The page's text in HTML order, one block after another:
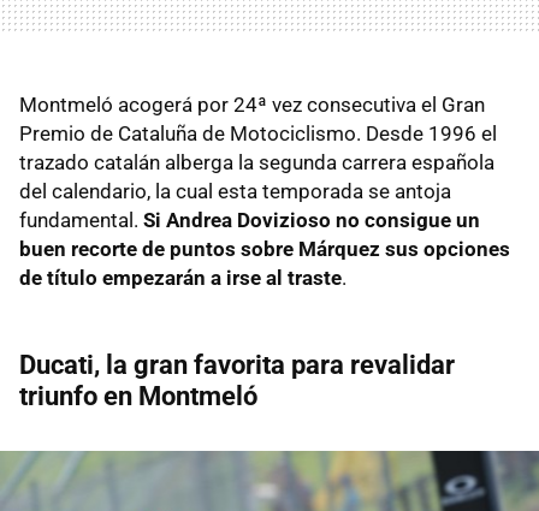
Montmeló acogerá por 24ª vez consecutiva el Gran
Premio de Cataluña de Motociclismo. Desde 1996 el
trazado catalán alberga la segunda carrera española
del calendario, la cual esta temporada se antoja
fundamental. Si Andrea Dovizioso no consigue un
buen recorte de puntos sobre Márquez sus opciones
de título empezarán a irse al traste.
Ducati, la gran favorita para revalidar
triunfo en Montmeló